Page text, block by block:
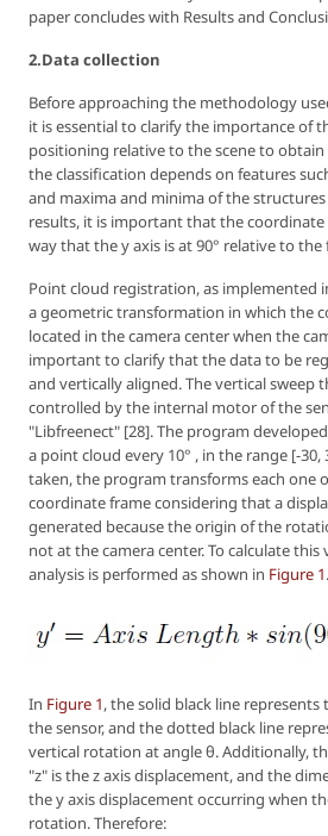
paper concludes with Results and
2.Data collection
Before approaching the methodology
it is essential to clarify the importance of
positioning relative to the scene to obtain
the classification depends on features
and maxima and minima of the
results, it is important that the coordinate
way that the y axis is at 90° relative to the
Point cloud registration, as implemented
a geometric transformation in which the
located in the camera center when the
important to clarify that the data to be
and vertically aligned. The vertical sweep
controlled by the internal motor of the
"Libfreenect" [28]. The program
a point cloud every 10° , in the range [-30,
taken, the program transforms each one
coordinate frame considering that a
generated because the origin of the
not at the camera center. To calculate this
analysis is performed as shown in Figure 1.
In Figure 1, the solid black line
the sensor, and the dotted black line
vertical rotation at angle θ. Additionally,
"z" is thezaxis displacement, and the
theyaxis displacement occurring when
rotation. Therefore: